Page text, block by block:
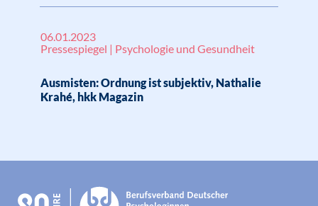
06.01.2023
Pressespiegel | Psychologie und Gesundheit
Ausmisten: Ordnung ist subjektiv, Nathalie
Krahé, hkk Magazin